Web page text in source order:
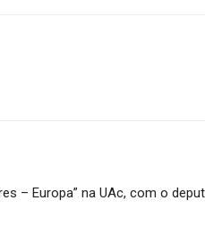
– Europa” na UAc, com o